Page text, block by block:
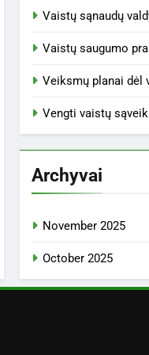
Vaistų sąnaudų
Vaistų saugumo
Veiksmų planai dėl
Vengti vaistų
Archyvai
November 2025
October 2025